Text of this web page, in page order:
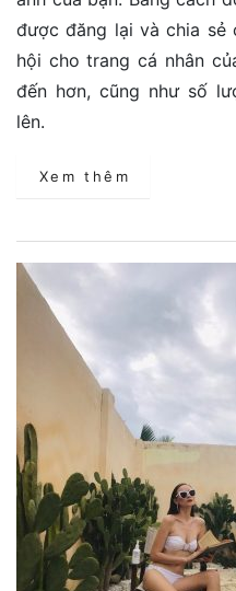
được đăng lại và chia sẻ
hội cho trang cá nhân
đến hơn, cũng như số
lên.
Xem thêm